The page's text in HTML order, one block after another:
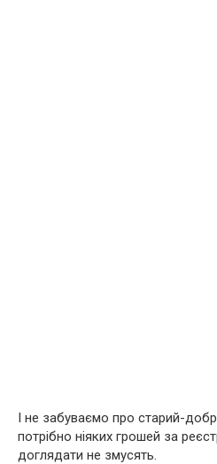
І не забуваємо про старий-
потрібно ніяких грошей за
доглядати не змусять.